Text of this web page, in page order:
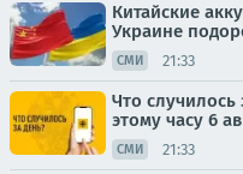
Китайские
Украине
СМИ 21:33
Что случилось
этому часу 6
СМИ 21:33